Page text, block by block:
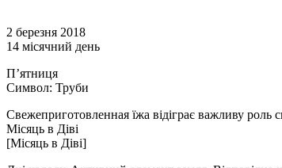
2 березня 2018
14 місячний день
П’ятниця
Символ: Труби
Свежеприготовленная їжа відіграє важливу
Місяць в Діві
[Місяць в Діві]